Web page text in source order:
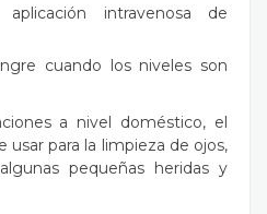
intravenosa de
cuando los niveles son
a nivel doméstico, el
usar para la limpieza de ojos,
pequeñas heridas y